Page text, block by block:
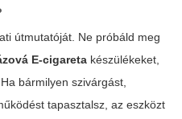
útmutatóját. Ne próbáld meg
E-cigareta készülékeket,
bármilyen szivárgást,
tapasztalsz, az eszközt